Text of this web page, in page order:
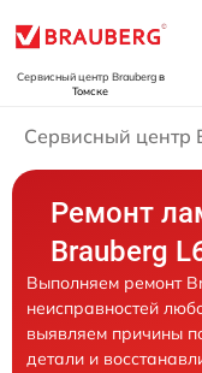
Сервисный центр Braubergв
Томске
Сервисный центр
Ремонт
Brauberg
Выполняем ремонт
неисправностей
выявляем причины
детали и